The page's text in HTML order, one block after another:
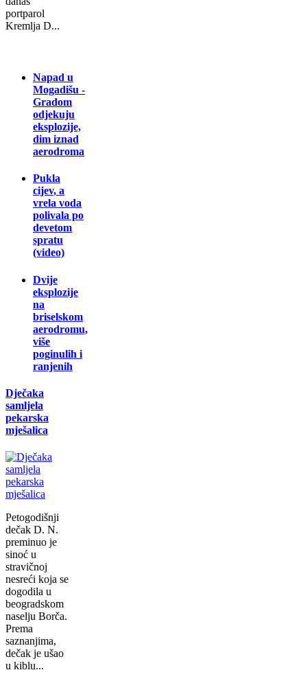
portparol
Kremlja D...
Napad u
Mogadišu -
Gradom
odjekuju
eksplozije,
dim iznad
aerodroma
Pukla
cijev, a
vrela voda
polivala po
devetom
spratu
(video)
Dvije
eksplozije
na
briselskom
aerodromu,
više
poginulih i
ranjenih
Dječaka
samljela
pekarska
mješalica
Petogodišnji
dečak D. N.
preminuo je
sinoć u
stravičnoj
nesreći koja se
dogodila u
beogradskom
naselju Borča.
Prema
saznanjima,
dečak je ušao
u kiblu...